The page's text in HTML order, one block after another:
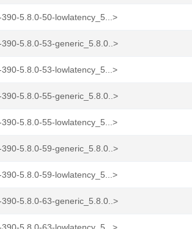
5.8.0-50-lowlatency_5...>
5.8.0-53-generic_5.8.0..>
5.8.0-53-lowlatency_5...>
5.8.0-55-generic_5.8.0..>
5.8.0-55-lowlatency_5...>
5.8.0-59-generic_5.8.0..>
5.8.0-59-lowlatency_5...>
5.8.0-63-generic_5.8.0..>